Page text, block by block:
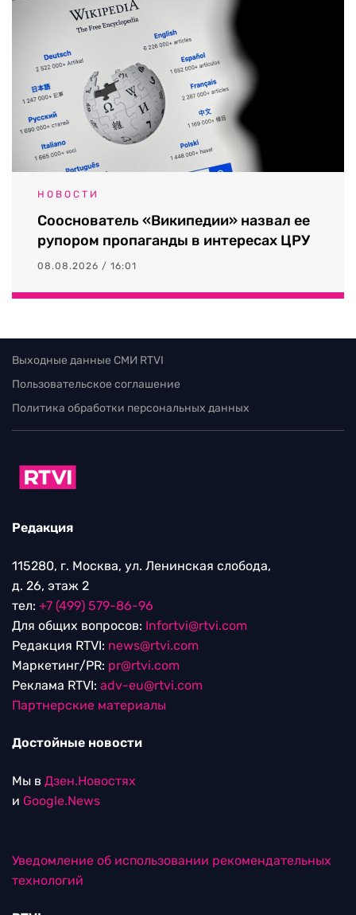
НОВОСТИ
Сооснователь «Википедии» назвал ее
рупором пропаганды в интересах ЦРУ
08.08.2026 / 16:01
Выходные данные СМИ RTVI
Пользовательское соглашение
Политика обработки персональных данных
Редакция
115280, г. Москва, ул. Ленинская слобода,
д. 26, этаж 2
тел: +7 (499) 579-86-96
Для общих вопросов: Infortvi@rtvi.com
Редакция RTVI: news@rtvi.com
Маркетинг/PR: pr@rtvi.com
Реклама RTVI: adv-eu@rtvi.com
Партнерские материалы
Достойные новости
Мы в Дзен.Новостях
и Google.News
Уведомление об использовании рекомендательных
технологий